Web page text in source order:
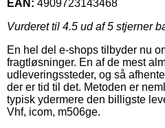
EAN: 4909723143468
Vurderet til 4.5 ud af 5 stjerner
En hel del e-shops tilbyder nu
fragtløsninger. En af de mest
udleveringssteder, og så
der er tid til det. Metoden er
typisk ydermere den billigste
Vhf, icom, m506ge.